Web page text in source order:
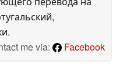
me via:
Facebook